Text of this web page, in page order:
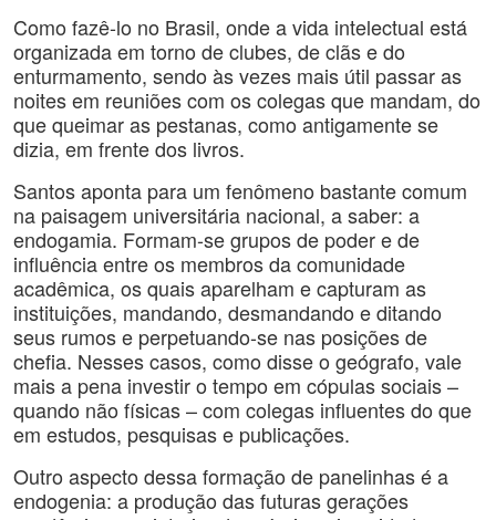
Como fazê-lo no Brasil, onde a vida intelectual está
organizada em torno de clubes, de clãs e do
enturmamento, sendo às vezes mais útil passar as
noites em reuniões com os colegas que mandam, do
que queimar as pestanas, como antigamente se
dizia, em frente dos livros.
Santos aponta para um fenômeno bastante comum
na paisagem universitária nacional, a saber: a
endogamia. Formam-se grupos de poder e de
influência entre os membros da comunidade
acadêmica, os quais aparelham e capturam as
instituições, mandando, desmandando e ditando
seus rumos e perpetuando-se nas posições de
chefia. Nesses casos, como disse o geógrafo, vale
mais a pena investir o tempo em cópulas sociais –
quando não físicas – com colegas influentes do que
em estudos, pesquisas e publicações.
Outro aspecto dessa formação de panelinhas é a
endogenia: a produção das futuras gerações